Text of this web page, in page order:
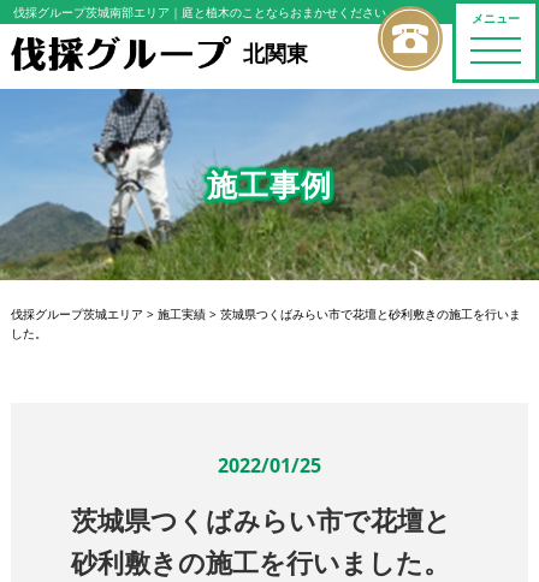
メニュー
toggle
伐採グループ茨城南部エリア ｜庭と植木のことならおまかせください
北関東
施工事例
伐採グループ茨城エリア > 施工実績> 茨城県つくばみらい市で花壇と砂利敷きの施工を行いま
した。
2022/01/25
茨城県つくばみらい市で花壇と
砂利敷きの施工を行いました。